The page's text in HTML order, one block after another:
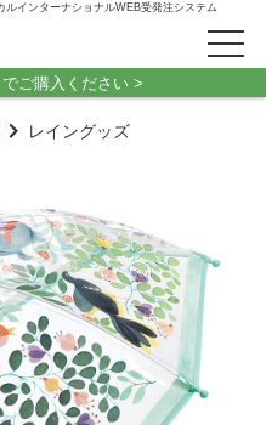
ルインターナショナルWEB受発注システム
ご購入ください >
レイングッズ